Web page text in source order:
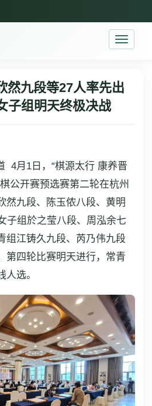
Toggle
然九段等27人率先出
子组明天终极决战
4月1日，“棋源太行 康养晋
公开赛预选赛第二轮在杭州
然九段、陈玉侬八段、黄明
子组於之莹八段、周泓余七
组江铸久九段、芮乃伟九段
第四轮比赛明天进行，常青
选。